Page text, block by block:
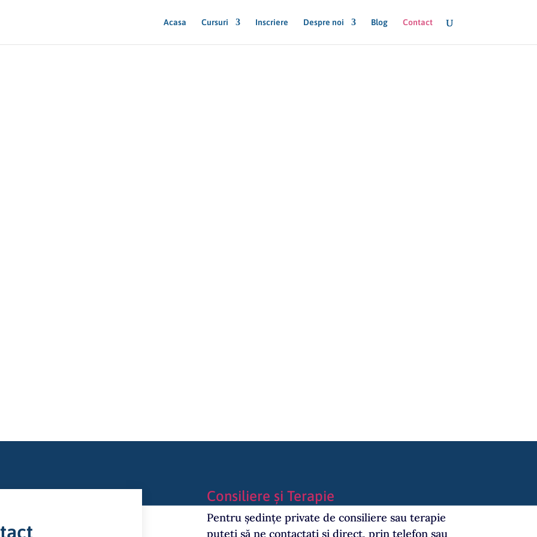
Acasa Cursuri Inscriere Despre noi Blog Contact
Consiliere și Terapie
Pentru ședințe private de consiliere sau terapie
puteți să ne contactați și direct, prin telefon sau